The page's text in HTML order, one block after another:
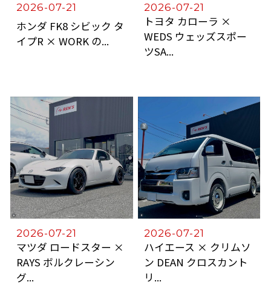
2026-07-21
ホンダ FK8 シビック タ
イプR × WORK の...
2026-07-21
トヨタ カローラ ×
WEDS ウェッズスポー
ツSA...
2026-07-21
マツダ ロードスター ×
RAYS ボルクレーシン
グ...
2026-07-21
ハイエース × クリムソ
ン DEAN クロスカント
リ...